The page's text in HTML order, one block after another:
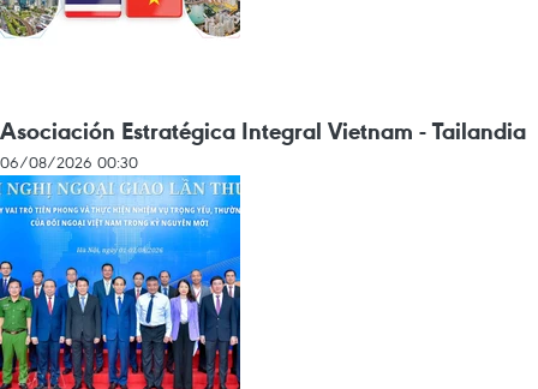
Asociación Estratégica Integral Vietnam - Tailandia
06/08/2026 00:30